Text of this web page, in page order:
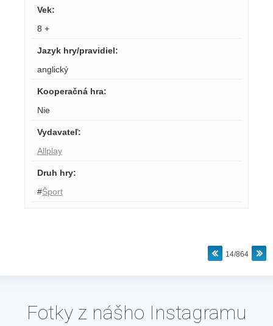
Vek:
8 +
Jazyk hry/pravidiel:
anglický
Kooperačná hra:
Nie
Vydavateľ:
Allplay
Druh hry:
#Šport
14/864
Fotky z nášho Instagramu